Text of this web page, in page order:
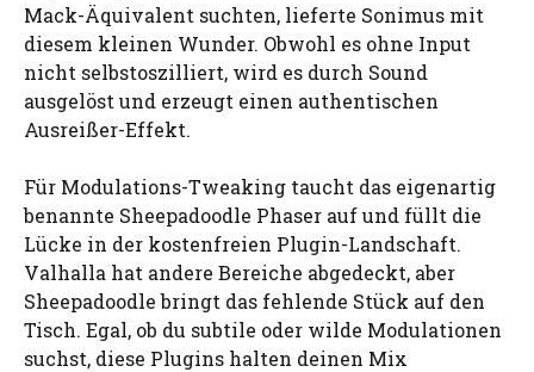
Mack-Äquivalent suchten, lieferte Sonimus mit
diesem kleinen Wunder. Obwohl es ohne Input
nicht selbstoszilliert, wird es durch Sound
ausgelöst und erzeugt einen authentischen
Ausreißer-Effekt.
Für Modulations-Tweaking taucht das eigenartig
benannte Sheepadoodle Phaser auf und füllt die
Lücke in der kostenfreien Plugin-Landschaft.
Valhalla hat andere Bereiche abgedeckt, aber
Sheepadoodle bringt das fehlende Stück auf den
Tisch. Egal, ob du subtile oder wilde Modulationen
suchst, diese Plugins halten deinen Mix